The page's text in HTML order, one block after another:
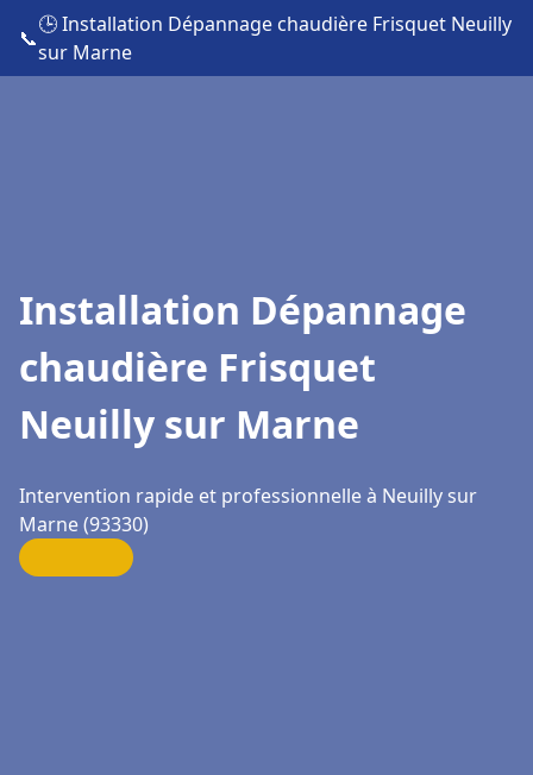
📞
🕒 Installation Dépannage chaudière Frisquet Neuilly
sur Marne
Installation Dépannage
chaudière Frisquet
Neuilly sur Marne
Intervention rapide et professionnelle à Neuilly sur
Marne (93330)